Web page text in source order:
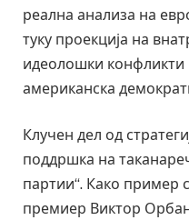
реална анализа на
туку проекција на
идеолошки конфликти
американска
Клучен дел од
поддршка на
партии“. Како пример
премиер Виктор